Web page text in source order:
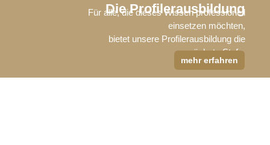
Die Profilerausbildung
Für alle, die dieses Wissen professionell
einsetzen möchten,
bietet unsere Profilerausbildung die
nächste Stufe.
mehr erfahren